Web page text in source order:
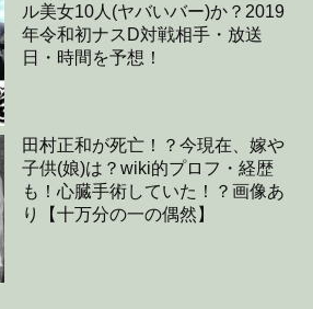
ル美女10人(ヤバいバー)か？2019
年令和初ナスD対戦相手・放送
日・時間を予想！
田村正和が死亡！？今現在、嫁や
子供(娘)は？wiki的プロフ・経歴
も！心臓手術していた！？画像あ
り【十万分の一の偶然】